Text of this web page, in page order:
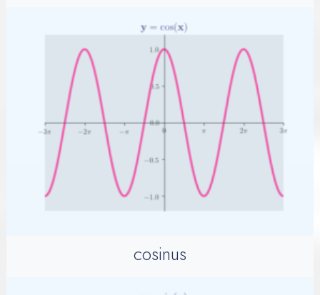
cosinus